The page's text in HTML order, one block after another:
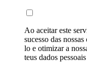
Ao aceitar este
sucesso das
lo e otimizar a
teus dados